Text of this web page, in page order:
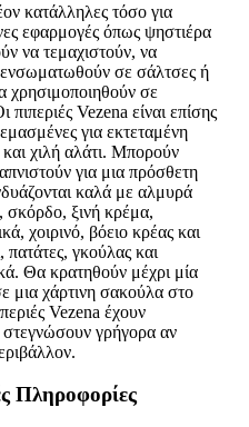
κατάλληλες τόσο για
εφαρμογές όπως ψηστιέρα
να τεμαχιστούν, να
ενσωματωθούν σε σάλτσες ή
χρησιμοποιηθούν σε
Vezena είναι επίσης
για εκτεταμένη
χιλή αλάτι. Μπορούν
για μια πρόσθετη
καλά με αλμυρά
σκόρδο, ξινή κρέμα,
χοιρινό, βόειο κρέας και
γκούλας και
Θα κρατηθούν μέχρι μία
μια χάρτινη σακούλα στο
Vezena έχουν
στεγνώσουν γρήγορα αν
Πληροφορίες